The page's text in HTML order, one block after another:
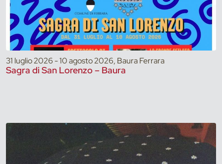
31 luglio 2026 - 10 agosto 2026, Baura Ferrara
Sagra di San Lorenzo – Baura